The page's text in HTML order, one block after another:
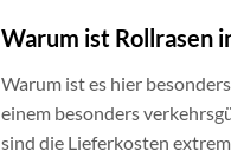
Warum ist Rollrasen
Warum ist es hier
einem besonders
sind die Lieferkosten